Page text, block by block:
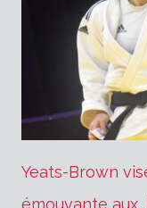
Yeats-Brown
émouvante aux